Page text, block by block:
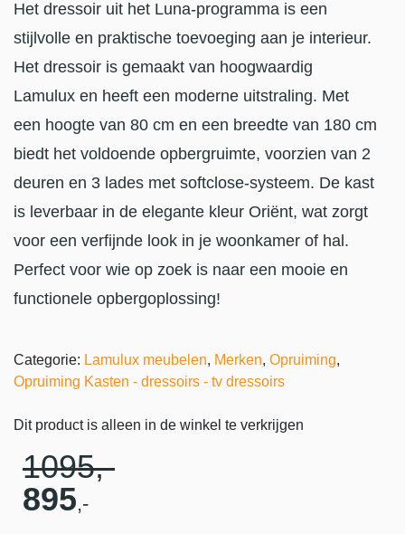
Het dressoir uit het Luna-programma is een
stijlvolle en praktische toevoeging aan je interieur.
Het dressoir is gemaakt van hoogwaardig
Lamulux en heeft een moderne uitstraling. Met
een hoogte van 80 cm en een breedte van 180 cm
biedt het voldoende opbergruimte, voorzien van 2
deuren en 3 lades met softclose-systeem. De kast
is leverbaar in de elegante kleur Oriënt, wat zorgt
voor een verfijnde look in je woonkamer of hal.
Perfect voor wie op zoek is naar een mooie en
functionele opbergoplossing!
Categorie: Lamulux meubelen, Merken, Opruiming,
Opruiming Kasten - dressoirs - tv dressoirs
Dit product is alleen in de winkel te verkrijgen
1095,-
895,-